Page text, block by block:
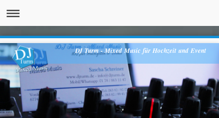
DJ Turm - Mixed Music für Hochzeit und Event